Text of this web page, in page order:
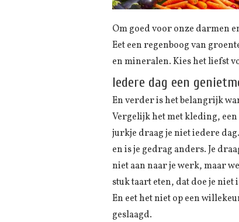
Om goed voor onze darmen
Eet een regenboog van
en mineralen. Kies het liefst
Iedere dag een
En verder is het belangrijk
Vergelijk het met kleding,
jurkje draag je niet iedere
en is je gedrag anders. Je
niet aan naar je werk, maar
stuk taart eten, dat doe je
En eet het niet op een
geslaagd.